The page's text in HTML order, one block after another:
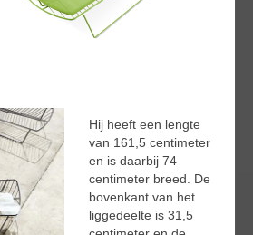
Hij heeft een lengte
van 161,5 centimeter
en is daarbij 74
centimeter breed. De
bovenkant van het
liggedeelte is 31,5